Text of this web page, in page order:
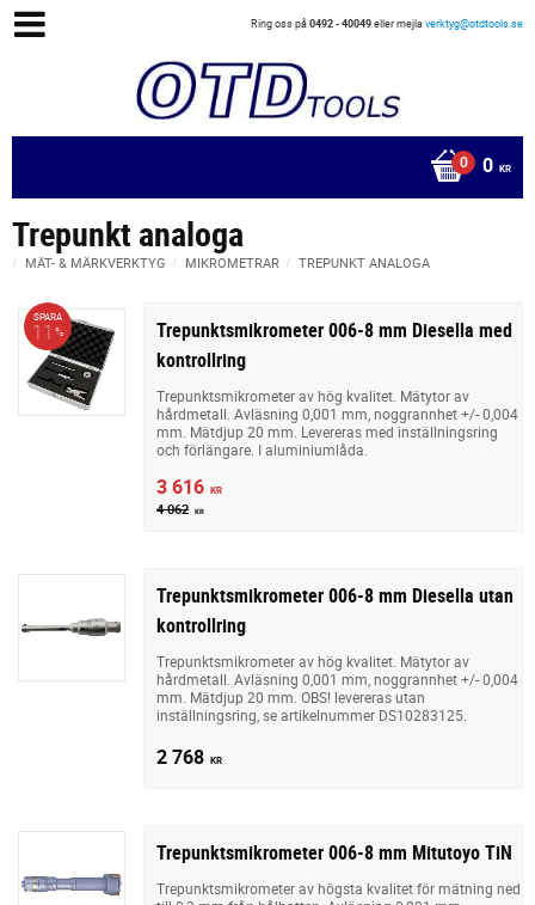
Ring oss på0492 - 40049eller mejlaverktyg@otdtools.se
0 KR
Trepunkt analoga
MÄT- & MÄRKVERKTYG MIKROMETRAR TREPUNKT ANALOGA
Trepunktsmikrometer 006-8 mm Diesella med
kontrollring
Trepunktsmikrometer av hög kvalitet. Mätytor av
hårdmetall. Avläsning 0,001 mm, noggrannhet +/- 0,004
mm. Mätdjup 20 mm. Levereras med inställningsring
och förlängare. I aluminiumlåda.
3 616 KR
4 062 KR
SPARA
11 %
Trepunktsmikrometer 006-8 mm Diesella utan
kontrollring
Trepunktsmikrometer av hög kvalitet. Mätytor av
hårdmetall. Avläsning 0,001 mm, noggrannhet +/- 0,004
mm. Mätdjup 20 mm. OBS! levereras utan
inställningsring, se artikelnummer DS10283125.
2 768 KR
Trepunktsmikrometer 006-8 mm Mitutoyo TiN
Trepunktsmikrometer av högsta kvalitet för mätning ned